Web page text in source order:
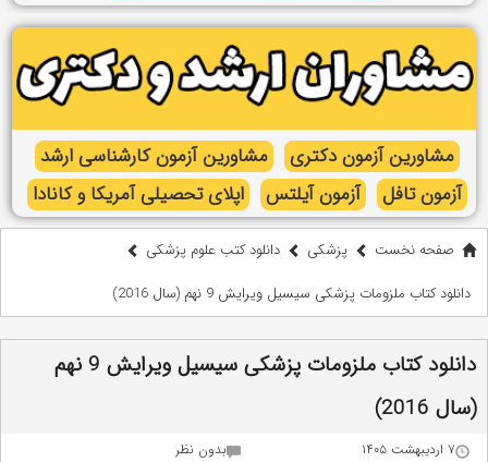
مشاورین آزمون دکتری
مشاورین آزمون کارشناسی ارشد
آزمون تافل
آزمون آیلتس اپلای تحصیلی آمریکا و کانادا
صفحه نخست پزشکی
دانلود کتب علوم پزشکی
دانلود کتاب ملزومات پزشکی سیسیل ویرایش 9 نهم (سال 2016)
دانلود کتاب ملزومات پزشکی سیسیل ویرایش 9 نهم
(سال 2016)
۷ اردیبهشت ۱۴۰۵
بدون نظر